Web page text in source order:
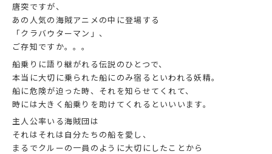
唐突ですが、
あの人気の海賊アニメの中に登場する
「クラバウターマン」、
ご存知ですか。。。
船乗りに語り継がれる伝説のひとつで、
本当に大切に乗られた船にのみ宿るといわれる妖精。
船に危険が迫った時、それを知らせてくれて、
時には大きく船乗りを助けてくれるといいいます。
主人公率いる海賊団は
それはそれは自分たちの船を愛し、
まるでクルーの一員のように大切にしたことから